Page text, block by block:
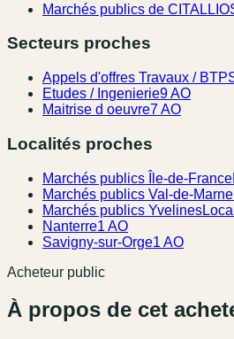
Marchés publics de
Secteurs proches
Appels d'offres Travaux / BTP
Etudes / Ingenierie9 AO
Maitrise d oeuvre7 AO
Localités proches
Marchés publics Île-de-France
Marchés publics Val-de-Marne
Marchés publics Yvelines
Nanterre1 AO
Savigny-sur-Orge1 AO
Acheteur public
À propos de cet